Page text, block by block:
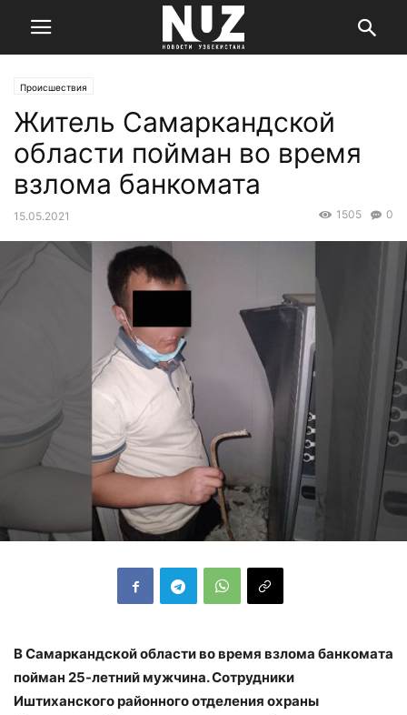
Происшествия
Житель Самаркандской
области пойман во время
взлома банкомата
15.05.2021 0
1505
В Самаркандской области во время взлома банкомата
пойман 25-летний мужчина. Сотрудники
Иштиханского районного отделения охраны